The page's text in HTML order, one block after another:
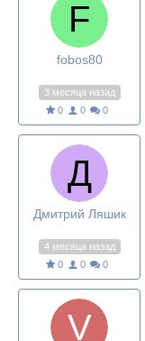
fobos80
3 месяца назад
0
0 0
Дмитрий Ляшик
4 месяца назад
0
0 0